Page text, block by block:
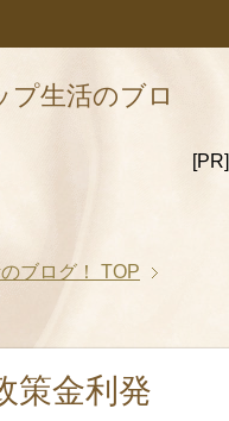
プ生活のブロ
[PR]
ブログ！
TOP
策金利発